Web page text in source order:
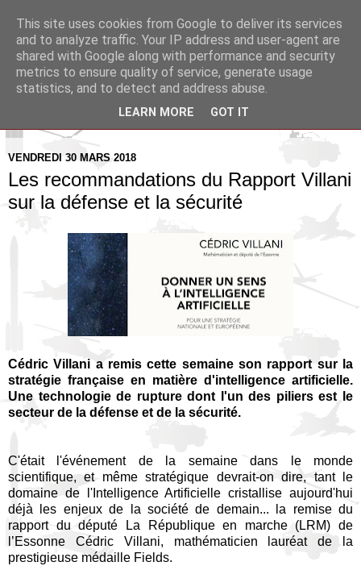
Pax Aquitania
Blog d'actualité et d'analyse stratégique
VENDREDI 30 MARS 2018
Les recommandations du Rapport Villani
sur la défense et la sécurité
Cédric Villani a remis cette semaine son rapport sur la
stratégie française en matière d'intelligence artificielle.
Une technologie de rupture dont l'un des piliers est le
secteur de la défense et de la sécurité.
C'était l'événement de la semaine dans le monde
scientifique, et même stratégique devrait-on dire, tant le
domaine de l'Intelligence Artificielle cristallise aujourd'hui
déjà les enjeux de la société de demain... la remise du
rapport du député La République en marche (LRM) de
l’Essonne Cédric Villani, mathématicien lauréat de la
prestigieuse médaille Fields.
This site uses cookies from Google to deliver its services
and to analyze traffic. Your IP address and user-agent are
shared with Google along with performance and security
metrics to ensure quality of service, generate usage
statistics, and to detect and address abuse.
LEARN MORE GOT IT